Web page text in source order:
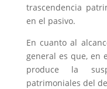
trascendencia
en el pasivo.
En cuanto al
general es que, en
produce la
patrimoniales del